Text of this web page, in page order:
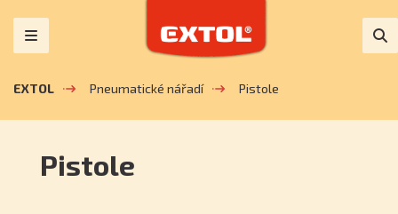
EXTOL Pneumatické nářadí Pistole
Pistole